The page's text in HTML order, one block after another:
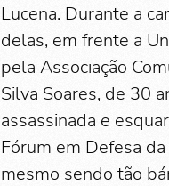
Lucena. Durante a
delas, em frente a
pela Associação
Silva Soares, de 30
assassinada e
Fórum em Defesa
mesmo sendo tão